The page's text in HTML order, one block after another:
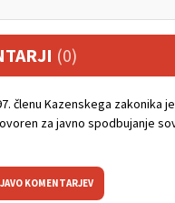
(0)
členu Kazenskega zakonika
za javno spodbujanje
KOMENTARJEV